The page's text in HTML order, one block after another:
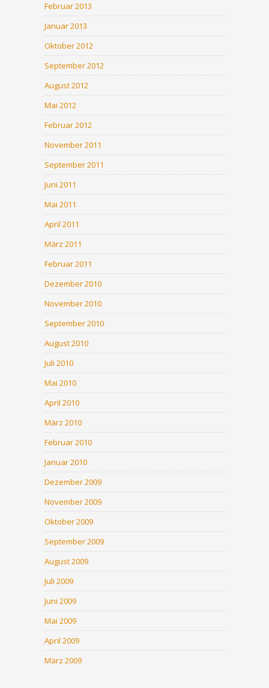
Februar 2013
Januar 2013
Oktober 2012
September 2012
August 2012
Mai 2012
Februar 2012
November 2011
September 2011
Juni 2011
Mai 2011
April 2011
März 2011
Februar 2011
Dezember 2010
November 2010
September 2010
August 2010
Juli 2010
Mai 2010
April 2010
März 2010
Februar 2010
Januar 2010
Dezember 2009
November 2009
Oktober 2009
September 2009
August 2009
Juli 2009
Juni 2009
Mai 2009
April 2009
März 2009